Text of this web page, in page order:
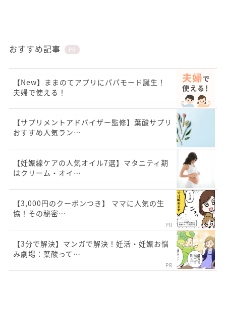
おすすめ記事 PR
【New】ままのてアプリにパパモード誕生！
夫婦で使える！
【サプリメントアドバイザー監修】葉酸サプリ
おすすめ人気ラン…
【妊娠線ケアの人気オイル7選】マタニティ期
はクリーム・オイ…
【3,000円のクーポンつき】 ママに人気の生
協！その秘密…
PR
【3分で解決】マンガで解決！妊活・妊娠お悩
み劇場：葉酸って…
PR